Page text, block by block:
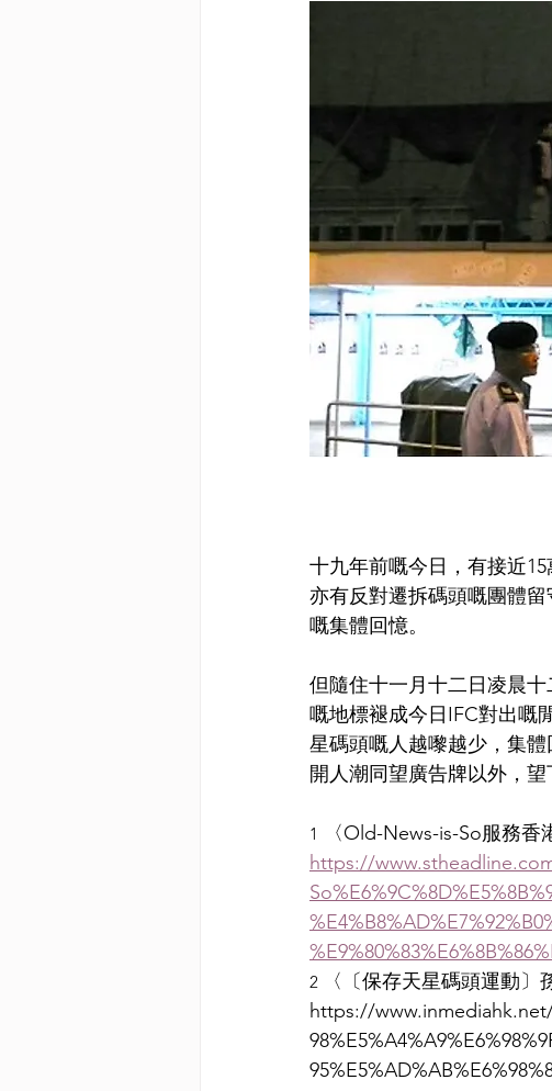
十九年前嘅今日，有接近
亦有反對遷拆碼頭嘅團體
嘅集體回憶。
但隨住十一月十二日凌晨
嘅地標褪成今日IFC對出嘅
星碼頭嘅人越嚟越少，集
開人潮同望廣告牌以外，
1
〈Old-News-is-So服務香
https://
2
〈〔保存天星碼頭運動
https://www.inmediahk.net/